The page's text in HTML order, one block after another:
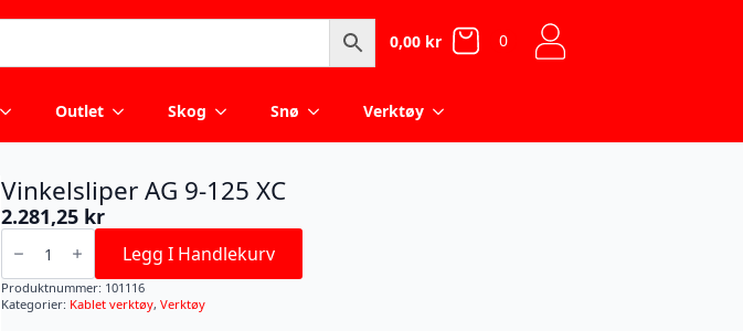
0,00 kr 0
Outlet Skog Snø Verktøy
Vinkelsliper AG 9-125 XC
2.281,25 kr
Vinkelsliper
AG
125
XC
antall
Legg I Handlekurv
Produktnummer: 101116
Kategorier: Kablet verktøy, Verktøy